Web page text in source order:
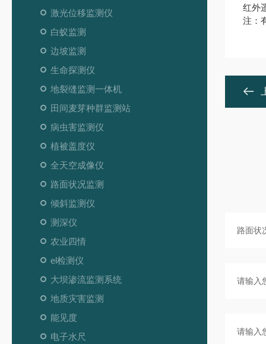
激光位移监测仪
白蚁监测
边坡监测
生命探测仪
地裂缝监测一体机
田间麦芽种群监测站
病虫害监测仪
植被盖度仪
全天空成像仪
路面状况监测
倾斜监测仪
测深仪
农业四情
el检测仪
大坝渗流监测系统
地质灾害监测
能见度
电子水尺
红外
注：